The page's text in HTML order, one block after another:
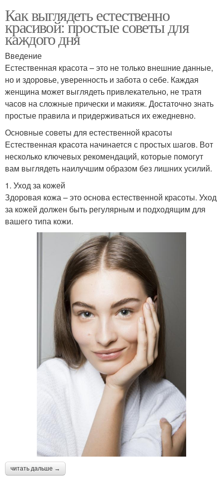
Как выглядеть естественно
красивой: простые советы для
каждого дня
Введение
Естественная красота – это не только внешние данные,
но и здоровье, уверенность и забота о себе. Каждая
женщина может выглядеть привлекательно, не тратя
часов на сложные прически и макияж. Достаточно знать
простые правила и придерживаться их ежедневно.
Основные советы для естественной красоты
Естественная красота начинается с простых шагов. Вот
несколько ключевых рекомендаций, которые помогут
вам выглядеть наилучшим образом без лишних усилий.
1. Уход за кожей
Здоровая кожа – это основа естественной красоты. Уход
за кожей должен быть регулярным и подходящим для
вашего типа кожи.
читать дальше →